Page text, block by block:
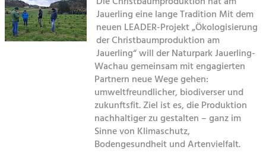
Kirchen am Fluss
Tourismus
Angebotsentwicklung und
Kunst & Kultur
Handwerk, Wissenschaft und Forschung.
Soziales, Bildung &
Jauerling eine lange Tradition Mit dem
neuen LEADER-Projekt „Ökologisierung
der Christbaumproduktion am
Jauerling“ will der Naturpark Jauerling-
Wachau gemeinsam mit engagierten
Partnern neue Wege gehen:
umweltfreundlicher, biodiverser und
zukunftsfit. Ziel ist es, die Produktion
nachhaltiger zu gestalten – ganz im
Sinne von Klimaschutz,
Bodengesundheit und Artenvielfalt.